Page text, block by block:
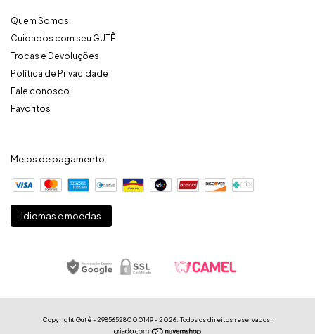
Quem Somos
Cuidados com seu GUTÊ
Trocas e Devoluções
Política de Privacidade
Fale conosco
Favoritos
Meios de pagamento
Idiomas e moedas
Copyright Gutê - 29856528000149 - 2026. Todos os direitos reservados.